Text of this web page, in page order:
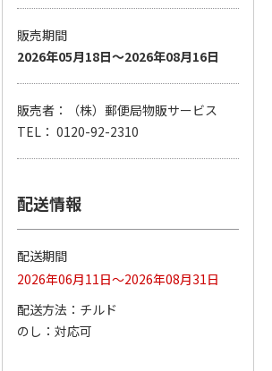
手】グリーティング
円…
5,500円
(送料別) (送料別)
販売期間
2026年05月18日～2026年08月16日
販売者：（株）郵便局物販サービス
TEL： 0120-92-2310
配送情報
配送期間
2026年06月11日～2026年08月31日
配送方法
チルド
のし
対応可